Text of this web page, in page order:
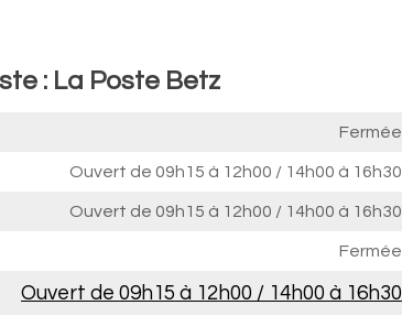
: La Poste Betz
Fermée
Ouvert de 09h15 à 12h00 / 14h00 à 16h30
Ouvert de 09h15 à 12h00 / 14h00 à 16h30
Fermée
Ouvert de 09h15 à 12h00 / 14h00 à 16h30